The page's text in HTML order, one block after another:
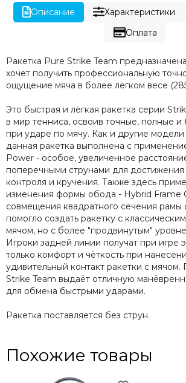
Описание Характеристики
Оплата
Ракетка Pure Strike Team
хочет получить профессиональную
ощущение мяча в более лёгком весе
Это быстрая и лёгкая ракетка серии
в мир тенниса, освоив точные, полные и
при ударе по мячу. Как и другие
данная ракетка выполнена с
Power - особое, увеличенное
поперечными струнами для достижения
контроля и кручения. Также здесь
изменения формы обода - Hybrid Frame
совмещения квадратного сечения рамы
помогло создать ракетку с
мячом, но с более "продвинутым"
Игроки задней линии получат при игре
только комфорт и чёткость при
удивительный контакт ракетки с мячом.
Strike Team выдаёт отличную
для обмена быстрыми ударами.
Ракетка поставляется без струн.
Похожие товары